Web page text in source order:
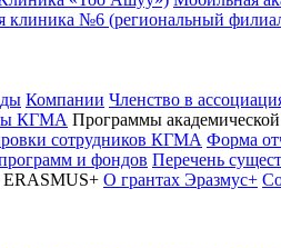
клиника №6 (региональный
Компании Членство в
КГМА Программы
сотрудников КГМА Форма
и фондов Перечень
ERASMUS+ О грантах Эразмус+